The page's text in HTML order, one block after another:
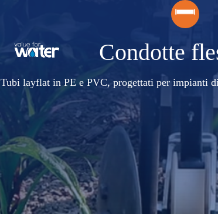
Condotte
Tubi layflat in PE e PVC, progettati per impianti